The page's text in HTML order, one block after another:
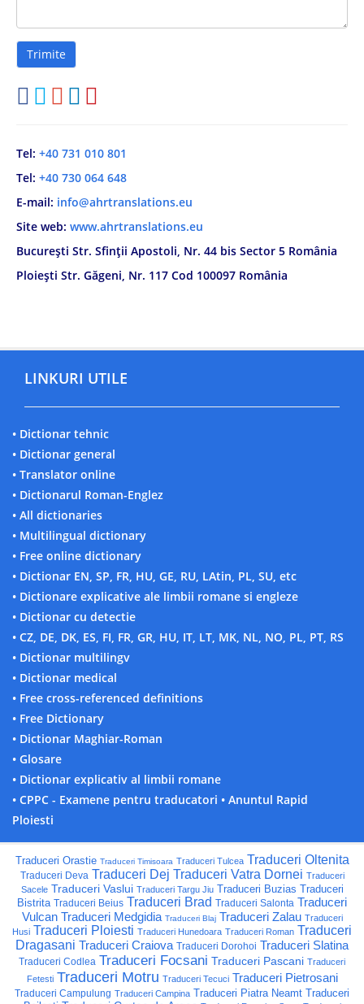
Tel: +40 731 010 801
Tel: +40 730 064 648
E-mail: info@ahrtranslations.eu
Site web: www.ahrtranslations.eu
București Str. Sfinții Apostoli, Nr. 44 bis Sector 5 România
Ploiești Str. Găgeni, Nr. 117 Cod 100097 România
LINKURI UTILE
• Dictionar tehnic
• Dictionar general
• Translator online
• Dictionarul Roman-Englez
• All dictionaries
• Multilingual dictionary
• Free online dictionary
• Dictionar EN, SP, FR, HU, GE, RU, LAtin, PL, SU, etc
• Dictionare explicative ale limbii romane si engleze
• Dictionar cu detectie
• CZ, DE, DK, ES, FI, FR, GR, HU, IT, LT, MK, NL, NO, PL, PT, RS
• Dictionar multilingv
• Dictionar medical
• Free cross-referenced definitions
• Free Dictionary
• Dictionar Maghiar-Roman
• Glosare
• Dictionar explicativ al limbii romane
• CPPC - Examene pentru traducatori • Anuntul Rapid
Ploiesti
Traduceri Orastie Traduceri Timisoara Traduceri Tulcea Traduceri Oltenita
Traduceri Deva Traduceri Dej Traduceri Vatra Dornei Traduceri
Sacele Traduceri Vaslui Traduceri Targu Jiu Traduceri Buzias Traduceri
Bistrita Traduceri Beius Traduceri Brad Traduceri Salonta Traduceri
Vulcan Traduceri Medgidia Traduceri Blaj Traduceri Zalau Traduceri
Husi Traduceri Ploiesti Traduceri Hunedoara Traduceri Roman Traduceri
Dragasani Traduceri Craiova Traduceri Dorohoi Traduceri Slatina
Traduceri Codlea Traduceri Focsani Traduceri Pascani Traduceri
Fetesti Traduceri Motru Traduceri Tecuci Traduceri Pietrosani
Traduceri Campulung Traduceri Campina Traduceri Piatra Neamt Traduceri